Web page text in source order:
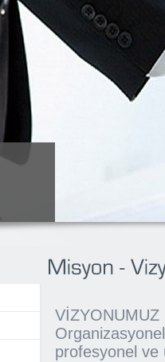
VİZYONUMUZ
profesyonel ve